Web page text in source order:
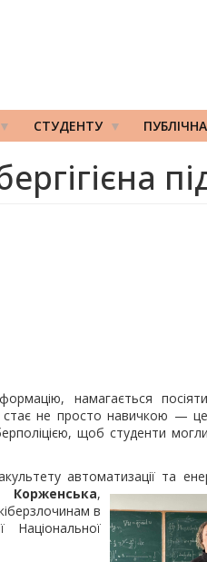
СТУДЕНТУ
намагається
стає не просто навичкою —
щоб студенти
автоматизації та
Корженська,
в
Національної